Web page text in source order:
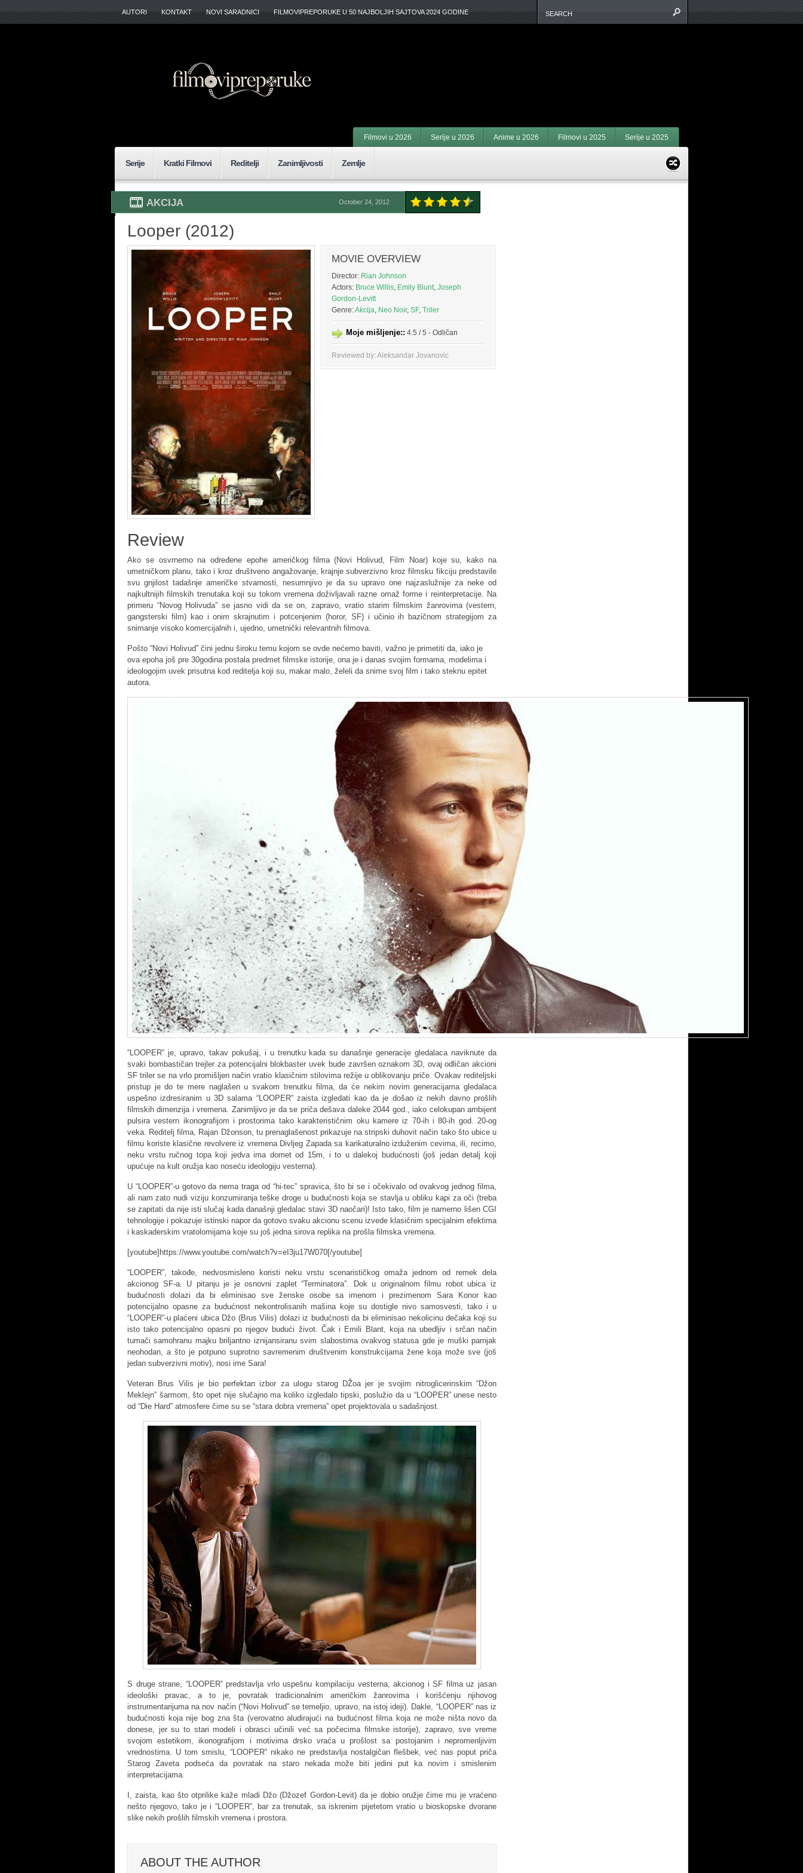
AUTORI KONTAKT NOVI SARADNICI FILMOVIPREPORUKE U 50 NAJBOLJIH SAJTOVA 2024 GODINE
Filmovi u 2026 Serije u 2026 Anime u 2026 Filmovi u 2025 Serije u 2025
Serije Kratki Filmovi Reditelji Zanimljivosti Zemlje
AKCIJA October 24, 2012
Looper (2012)
MOVIE OVERVIEW
Director: Rian Johnson
Actors: Bruce Willis Emily Blunt Joseph
Gordon-Levitt
Genre:Akcija Neo Noir, SF, Triler
Moje mišljenje:: 4.5 / 5 - Odličan
Reviewed by: Aleksandar Jovanovic
Review
Ako se osvrnemo na određene epohe američkog filma (Novi Holivud, Film Noar) koje su, kako na
umetničkom planu, tako i kroz društveno angažovanje, krajnje subverzivno kroz filmsku fikciju predstavile
svu gnjilost tadašnje američke stvarnosti, nesumnjivo je da su upravo one najzaslužnije za neke od
najkultnijih filmskih trenutaka koji su tokom vremena doživljavali razne omaž forme i reinterpretacije. Na
primeru “Novog Holivuda” se jasno vidi da se on, zapravo, vratio starim filmskim žanrovima (vestern,
gangsterski film) kao i onim skrajnutim i potcenjenim (horor, SF) i učinio ih bazičnom strategijom za
snimanje visoko komercijalnih i, ujedno, umetnički relevantnih filmova.
Pošto “Novi Holivud” čini jednu široku temu kojom se ovde nećemo baviti, važno je primetiti da, iako je
ova epoha još pre 30godina postala predmet filmske istorije, ona je i danas svojim formama, modelima i
ideologojim uvek prisutna kod reditelja koji su, makar malo, želeli da snime svoj film i tako steknu epitet
autora.
“LOOPER” je, upravo, takav pokušaj, i u trenutku kada su današnje generacije gledalaca naviknute da
svaki bombastičan trejler za potencijalni blokbaster uvek bude završen oznakom 3D, ovaj odličan akcioni
SF triler se na vrlo promišljen način vratio klasičnim stilovima režije u oblikovanju priče. Ovakav rediteljski
pristup je do te mere naglašen u svakom trenutku filma, da će nekim novim generacijama gledalaca
uspešno izdresiranim u 3D salama “LOOPER” zaista izgledati kao da je došao iz nekih davno prošlih
filmskih dimenzija i vremena. Zanimljivo je da se priča dešava daleke 2044 god., iako celokupan ambijent
pulsira vestern ikonografijom i prostorima tako karakterističnim oku kamere iz 70-ih i 80-ih god. 20-og
veka. Reditelj filma, Rajan Džonson, tu prenaglašenost prikazuje na stripski duhovit način tako što ubice u
filmu koriste klasične revolvere iz vremena Divljeg Zapada sa karikaturalno izduženim cevima, ili, recimo,
neku vrstu ručnog topa koji jedva ima domet od 15m, i to u dalekoj budućnosti (još jedan detalj koji
upućuje na kult oružja kao noseću ideologiju vesterna).
U “LOOPER”-u gotovo da nema traga od “hi-tec” spravica, što bi se i očekivalo od ovakvog jednog filma,
ali nam zato nudi viziju konzumiranja teške droge u budućnosti koja se stavlja u obliku kapi za oči (treba
se zapitati da nije isti slučaj kada današnji gledalac stavi 3D naočari)! Isto tako, film je namerno lišen CGI
tehnologije i pokazuje istinski napor da gotovo svaku akcionu scenu izvede klasičnim specijalnim efektima
i kaskaderskim vratolomijama koje su još jedna sirova replika na prošla filmska vremena.
[youtube]https://www.youtube.com/watch?v=eI3ju17W070[/youtube]
“LOOPER”, takođe, nedvosmisleno koristi neku vrstu scenarističkog omaža jednom od remek dela
akcionog SF-a. U pitanju je je osnovni zaplet “Terminatora”. Dok u originalnom filmu robot ubica iz
budućnosti dolazi da bi eliminisao sve ženske osobe sa imenom i prezimenom Sara Konor kao
potencijalno opasne za budućnost nekontrolisanih mašina koje su dostigle nivo samosvesti, tako i u
“LOOPER”-u plaćeni ubica Džo (Brus Vilis) dolazi iz budućnosti da bi eliminisao nekolicinu dečaka koji su
isto tako potencijalno opasni po njegov budući život. Čak i Emili Blant, koja na ubedljiv i srčan način
tumači samohranu majku briljantno iznijansiranu svim slabostima ovakvog statusa gde je muški parnjak
neohodan, a što je potpuno suprotno savremenim društvenim konstrukcijama žene koja može sve (još
jedan subverzivni motiv), nosi ime Sara!
Veteran Brus Vilis je bio perfektan izbor za ulogu starog DŽoa jer je svojim nitroglicerinskim “Džon
Meklejn” šarmom, što opet nije slučajno ma koliko izgledalo tipski, poslužio da u “LOOPER” unese nesto
od “Die Hard” atmosfere čime su se “stara dobra vremena” opet projektovala u sadašnjost.
S druge strane, “LOOPER” predstavlja vrlo uspešnu kompilaciju vesterna, akcionog i SF filma uz jasan
ideološki pravac, a to je, povratak tradicionalnim američkim žanrovima i korišćenju njihovog
instrumentarijuma na nov način (“Novi Holivud” se temeljio, upravo, na istoj ideji). Dakle, “LOOPER” nas iz
budućnosti koja nije bog zna šta (verovatno aludirajući na budućnost filma koja ne može ništa novo da
donese, jer su to stari modeli i obrasci učinili već sa počecima filmske istorije), zapravo, sve vreme
svojom estetikom, ikonografijom i motivima drsko vraća u prošlost sa postojanim i nepromenljivim
vrednostima. U tom smislu, “LOOPER” nikako ne predstavlja nostalgičan flešbek, već nas poput priča
Starog Zaveta podseća da povratak na staro nekada može biti jedini put ka novim i smislenim
interpretacijama.
I, zaista, kao što otprilike kaže mladi Džo (Džozef Gordon-Levit) da je dobio oružje čime mu je vraćeno
nešto njegovo, tako je i “LOOPER”, bar za trenutak, sa iskrenim pijetetom vratio u bioskopske dvorane
slike nekih prošlih filmskih vremena i prostora.
ABOUT THE AUTHOR